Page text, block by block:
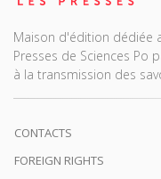
Maison d'édition dédiée
Presses de Sciences Po
à la transmission des
CONTACTS
FOREIGN RIGHTS